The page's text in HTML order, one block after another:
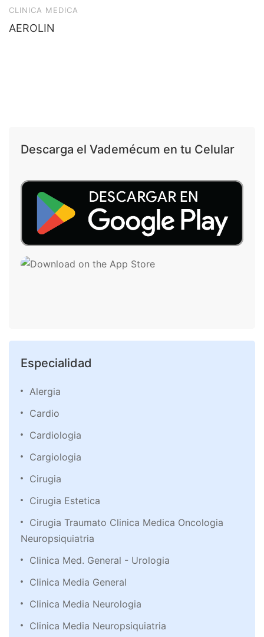
Descarga el Vademécum en tu Celular
Especialidad
Alergia
Cardio
Cardiologia
Cargiologia
Cirugia
Cirugia Estetica
Cirugia Traumato Clinica Medica Oncologia
Neuropsiquiatria
Clinica Med. General - Urologia
Clinica Media General
Clinica Media Neurologia
Clinica Media Neuropsiquiatria
CLINICA MEDICA
AEROLIN